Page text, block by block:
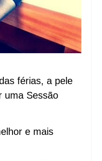
férias, a pele
uma Sessão
e mais